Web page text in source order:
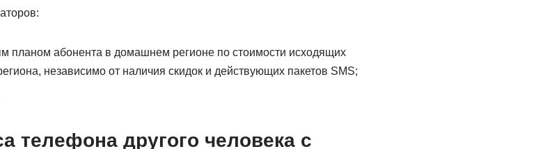
планом абонента в домашнем регионе по стоимости исходящих
независимо от наличия скидок и действующих пакетов SMS;
телефона другого человека с